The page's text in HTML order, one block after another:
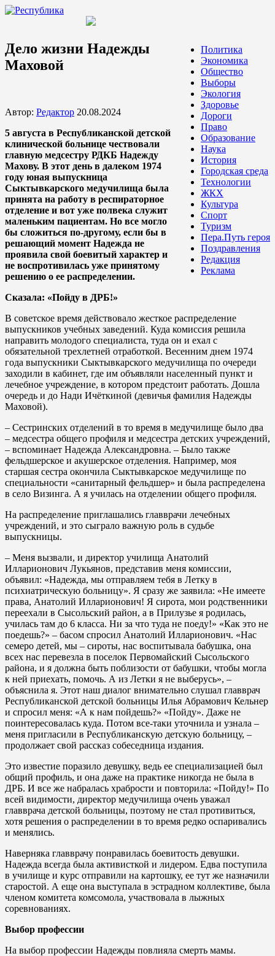
Политика
Экономика
Общество
Выборы
Экология
Здоровье
Дороги
Право
Образование
Наука
История
Городская среда
Технологии
ЖКХ
Культура
Спорт
Туризм
Пера.Путь героя
Поздравления
Редакция
Реклама
Дело жизни Надежды
Маховой
Автор: Редактор 20.08.2024
5 августа в Республиканской детской
клинической больнице чествовали
главную медсестру РДКБ Надежду
Махову. В этот день в далеком 1974
году юная выпускница
Сыктывкарского медучилища была
принята на работу в респираторное
отделение и вот уже полвека служит
маленьким пациентам. Но все могло
бы сложиться по-другому, если бы в
решающий момент Надежда не
проявила свой боевитый характер и
не воспротивилась уже принятому
решению о ее распределении.
Сказала: «Пойду в ДРБ!»
В советское время действовало жесткое распределение
выпускников учебных заведений. Куда комиссия решила
направить молодого специалиста, туда он и ехал с
обязательной трехлетней отработкой. Весенним днем 1974
года выпускники Сыктывкарского медучилища по очереди
заходили в кабинет, где им объявляли населенный пункт и
лечебное учреждение, в котором предстоит работать. Дошла
очередь и до Нади Ичёткиной (девичья фамилия Надежды
Маховой).
– Сестринских отделений в то время в медучилище было два
– медсестра общего профиля и медсестра детских учреждений,
– вспоминает Надежда Александровна. – Было также
фельдшерское и акушерское отделения. Например, моя
старшая сестра окончила Сыктывкарское медучилище по
специальности «санитарный фельдшер» и была распределена
в село Визинга. А я училась на отделении общего профиля.
На распределение приглашались главврачи лечебных
учреждений, и это сыграло важную роль в судьбе
выпускницы.
– Меня вызвали, и директор училища Анатолий
Илларионович Лукьянов, представив меня комиссии,
объявил: «Надежда, мы отправляем тебя в Летку в
психиатрическую больницу». Я сразу же заявила: «Не имеете
права, Анатолий Илларионович! Я сирота, мои родственники
переехали в Сысольский район, а в Прилузье я родилась,
училась там до 6 класса. Ни за что туда не поеду!» «Как это не
поедешь?» – басом спросил Анатолий Илларионович. «Нас
семеро детей, мы – сироты, нас воспитывала бабушка, она
всех нас перевезла в поселок Первомайский Сысольского
района, и я должна быть поблизости от бабушки, чтобы могла
к ней приехать, помочь. А из Летки я не выберусь», –
объяснила я. Этот наш диалог внимательно слушал главврач
Республиканской детской больницы Илья Абрамович Кельнер
и спросил меня: «А к нам пойдешь?» «Пойду». Даже не
поинтересовалась куда. Потом все-таки уточнила и узнала –
меня пригласили в Республиканскую детскую больницу, –
продолжает свой рассказ собеседница издания.
Это известие поразило девушку, ведь ее специализацией был
общий профиль, и она даже на практике никогда не была в
ДРБ. И все же набралась храбрости и повторила: «Пойду!» По
всей видимости, директор медучилища очень уважал
главврача детской больницы, поэтому не стал противиться,
хотя решения о распределении в то время редко оспаривались
и менялись.
Наверняка главврачу понравилась боевитость девушки.
Надежда всегда была активисткой и лидером. Едва поступила
в училище и курс отправили на картошку, ее тут же назначили
старостой. А еще она выступала в эстрадном коллективе, была
членом комитета комсомола, участвовала в лыжных
соревнованиях.
Выбор профессии
На выбор профессии Надежды повлияла смерть мамы.